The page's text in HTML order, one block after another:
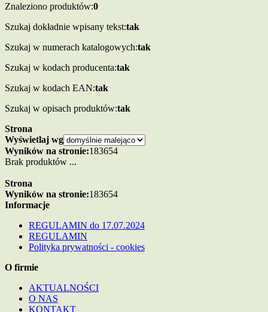
Znaleziono produktów:0
Szukaj dokładnie wpisany tekst:tak
Szukaj w numerach katalogowych:tak
Szukaj w kodach producenta:tak
Szukaj w kodach EAN:tak
Szukaj w opisach produktów:tak
Strona
Wyświetlaj wg
Wyników na stronie:183654
Brak produktów ...
Strona
Wyników na stronie:183654
Informacje
REGULAMIN do 17.07.2024
REGULAMIN
Polityka prywatności - cookies
O firmie
AKTUALNOŚCI
O NAS
KONTAKT